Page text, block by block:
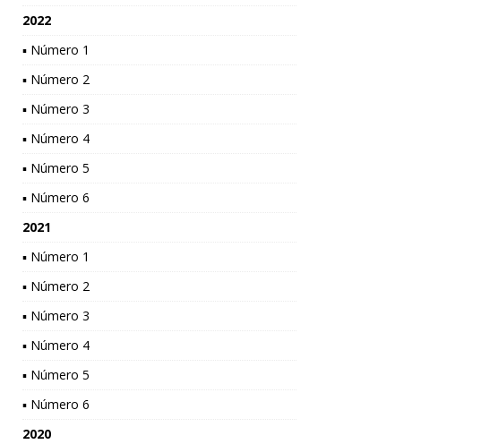
2022
▪ Número 1
▪ Número 2
▪ Número 3
▪ Número 4
▪ Número 5
▪ Número 6
2021
▪ Número 1
▪ Número 2
▪ Número 3
▪ Número 4
▪ Número 5
▪ Número 6
2020